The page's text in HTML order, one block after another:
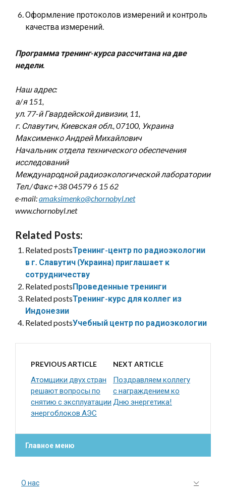
Оформление протоколов измерений и контроль
качества измерений.
Программа тренинг-курса рассчитана на две
недели.
Наш адрес:
а/я 151,
ул. 77-й Гвардейской дивизии, 11,
г. Славутич, Киевская обл., 07100, Украина
Максименко Андрей Михайлович
Начальник отдела технического обеспечения
исследований
Международной радиоэкологической лаборатории
Тел./Факс +38 04579 6 15 62
e-mail:amaksimenko@chornobyl.net
www.chornobyl.net
Related Posts:
Related postsТренинг-центр по радиоэкологии
в г. Славутич (Украина) приглашает к
сотрудничеству
Related postsПроведенные тренинги
Related postsТренинг-курс для коллег из
Индонезии
Related postsУчебный центр по радиоэкологии
PREVIOUS ARTICLE
Атомщики двух стран
решают вопросы по
снятию с эксплуатации
энергоблоков АЭС
NEXT ARTICLE
Поздравляем коллегу
с награждением ко
Дню энергетика!
Главное меню
О нас